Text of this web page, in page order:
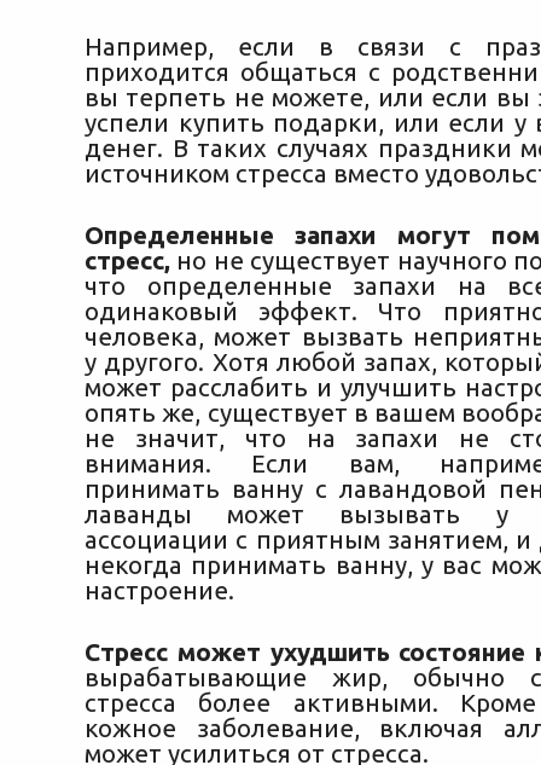
Например, если в связи с
приходится общаться с
вы терпеть не можете, или если вы
успели купить подарки, или если у
денег. В таких случаях праздники
источником стресса вместо
Определенные запахи могут
стресс, но не существует научного
что определенные запахи на
одинаковый эффект. Что
человека, может вызвать
у другого. Хотя любой запах,
может расслабить и улучшить
опять же, существует в вашем
не значит, что на запахи не
внимания. Если вам,
принимать ванну с лавандовой
лаванды может вызывать у
ассоциации с приятным занятием,
некогда принимать ванну, у вас
настроение.
Стресс может ухудшить состояние
вырабатывающие жир, обычно
стресса более активными.
кожное заболевание, включая
может усилиться от стресса.